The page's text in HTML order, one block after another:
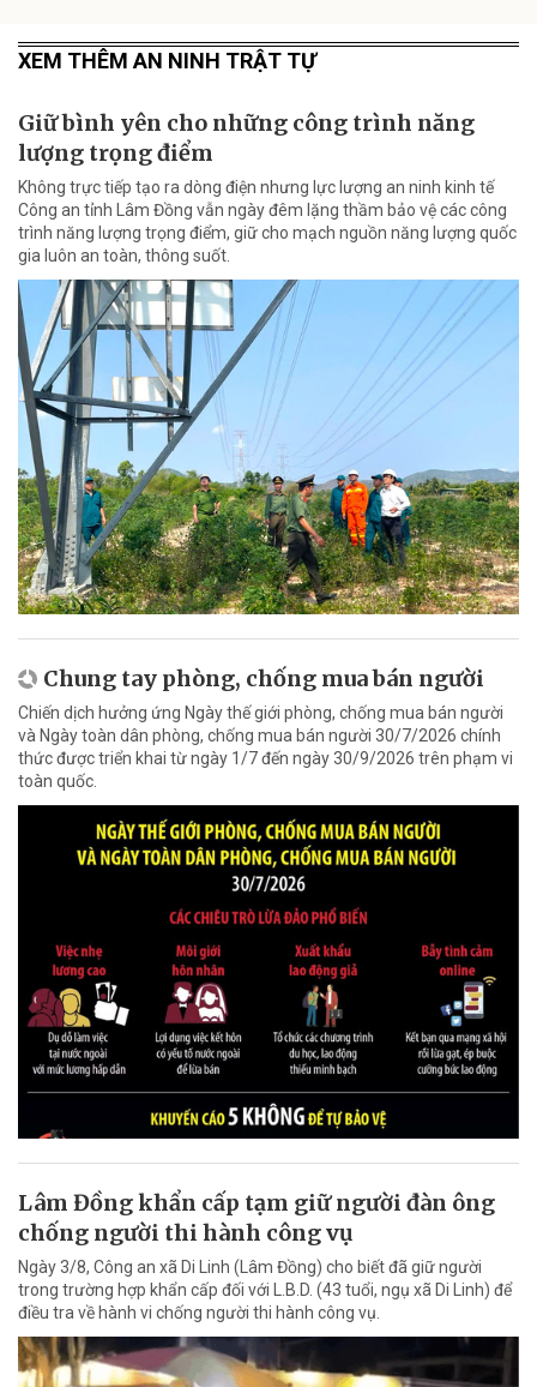
XEM THÊM AN NINH TRẬT TỰ
Giữ bình yên cho những công trình năng
lượng trọng điểm
Không trực tiếp tạo ra dòng điện nhưng lực lượng an ninh kinh tế
Công an tỉnh Lâm Đồng vẫn ngày đêm lặng thầm bảo vệ các công
trình năng lượng trọng điểm, giữ cho mạch nguồn năng lượng quốc
gia luôn an toàn, thông suốt.
Chung tay phòng, chống mua bán người
Chiến dịch hưởng ứng Ngày thế giới phòng, chống mua bán người
và Ngày toàn dân phòng, chống mua bán người 30/7/2026 chính
thức được triển khai từ ngày 1/7 đến ngày 30/9/2026 trên phạm vi
toàn quốc.
Lâm Đồng khẩn cấp tạm giữ người đàn ông
chống người thi hành công vụ
Ngày 3/8, Công an xã Di Linh (Lâm Đồng) cho biết đã giữ người
trong trường hợp khẩn cấp đối với L.B.D. (43 tuổi, ngụ xã Di Linh) để
điều tra về hành vi chống người thi hành công vụ.